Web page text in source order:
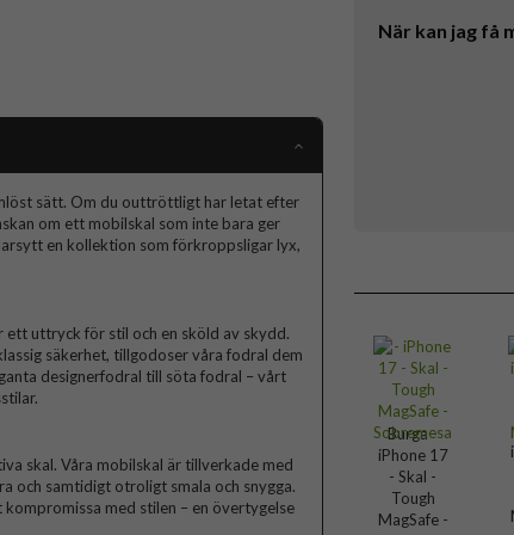
När kan jag få
Burga -
iPhone 17
- Skal -
Tough
MagSafe -
sätt. Om du outtröttligt har letat efter
om ett mobilskal som inte bara ger
en kollektion som förkroppsligar lyx,
ett uttryck för stil och en sköld av skydd.
säkerhet, tillgodoser våra fodral dem
designerfodral till söta fodral – vårt
skal. Våra mobilskal är tillverkade med
och samtidigt otroligt smala och snygga.
med stilen – en övertygelse